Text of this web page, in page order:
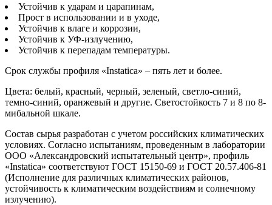
Устойчив к ударам и царапинам,
Прост в использовании и в уходе,
Устойчив к влаге и коррозии,
Устойчив к УФ-излучению,
Устойчив к перепадам температуры.
Срок службы профиля «Instatica» – пять лет и более.
Цвета: белый, красный, черный, зеленый, светло-синий,
темно-синий, оранжевый и другие. Светостойкость 7 и 8 по 8-
мибальной шкале.
Состав сырья разработан с учетом российских климатических
условиях. Согласно испытаниям, проведенным в лаборатории
ООО «Александровский испытательный центр», профиль
«Instatica» соответствуют ГОСТ 15150-69 и ГОСТ 20.57.406-81
(Исполнение для различных климатических районов,
устойчивость к климатическим воздействиям и солнечному
излучению).